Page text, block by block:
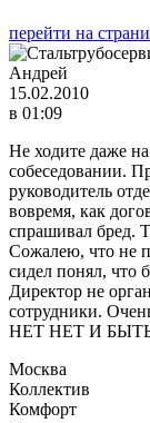
перейти на
Андрей
15.02.2010
в 01:09
Не ходите даже
собеседовании.
руководитель
вовремя, как
спрашивал бред.
Сожалею, что не
сидел понял, что
Директор не
сотрудники.
НЕТ НЕТ И
Москва
Коллектив
Комфорт